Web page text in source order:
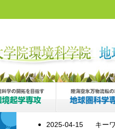
2025-04-15 キー